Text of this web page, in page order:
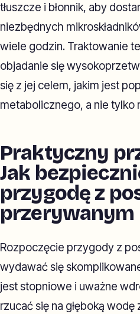
tłuszcze i błonnik, aby
niezbędnych
wiele godzin. Traktowanie
objadanie się
się z jej celem, jakim jest
metabolicznego, a nie tylko
Praktyczny
Jak
przygodę z
przerywanym
Rozpoczęcie przygody z
wydawać się
jest stopniowe i uważne
rzucać się na głęboką wodę